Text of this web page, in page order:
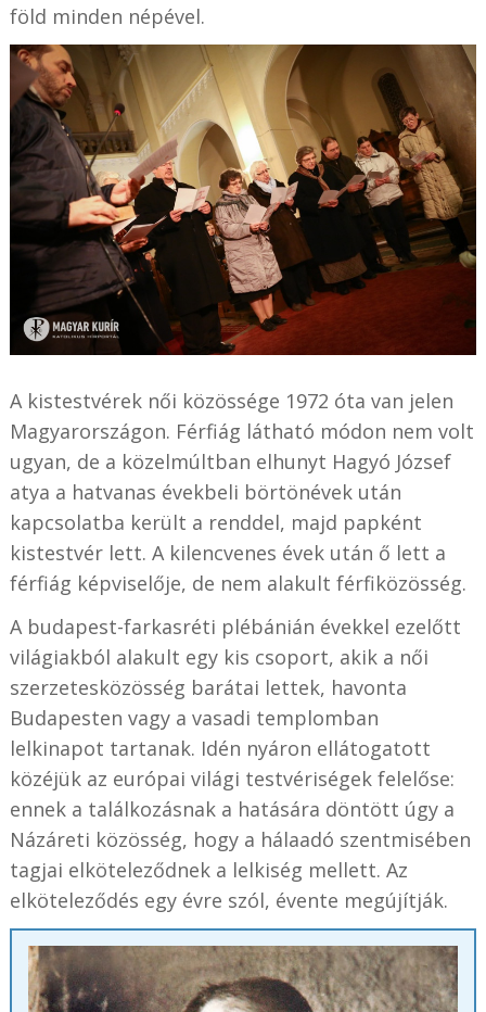
föld minden népével.
A kistestvérek női közössége 1972 óta van jelen
Magyarországon. Férfiág látható módon nem volt
ugyan, de a közelmúltban elhunyt Hagyó József
atya a hatvanas évekbeli börtönévek után
kapcsolatba került a renddel, majd papként
kistestvér lett. A kilencvenes évek után ő lett a
férfiág képviselője, de nem alakult férfiközösség.
A budapest-farkasréti plébánián évekkel ezelőtt
világiakból alakult egy kis csoport, akik a női
szerzetesközösség barátai lettek, havonta
Budapesten vagy a vasadi templomban
lelkinapot tartanak. Idén nyáron ellátogatott
közéjük az európai világi testvériségek felelőse:
ennek a találkozásnak a hatására döntött úgy a
Názáreti közösség, hogy a hálaadó szentmisében
tagjai elköteleződnek a lelkiség mellett. Az
elköteleződés egy évre szól, évente megújítják.